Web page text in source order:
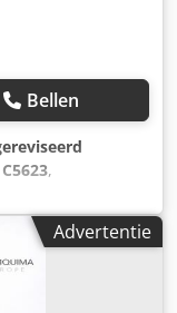
Bellen
C5623,
met zak
en
die in contact
316L (met
Advertentie